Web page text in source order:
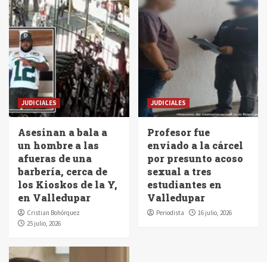
JUDICIALES
Asesinan a bala a
un hombre a las
afueras de una
barbería, cerca de
los Kioskos de la Y,
en Valledupar
Cristian Bohórquez
25 julio, 2026
JUDICIALES
Profesor fue
enviado a la cárcel
por presunto acoso
sexual a tres
estudiantes en
Valledupar
Periodista 16 julio, 2026